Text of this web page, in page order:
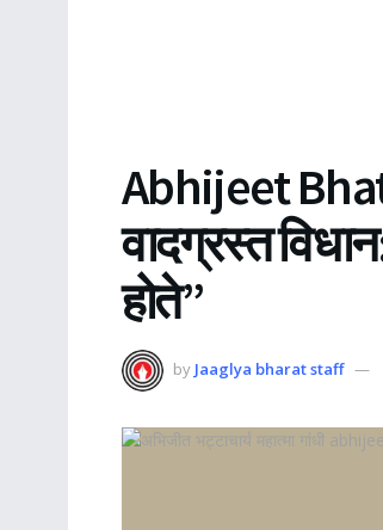
Abhijeet
वादग्रस्त
होते”
by Jaaglya bharat staff